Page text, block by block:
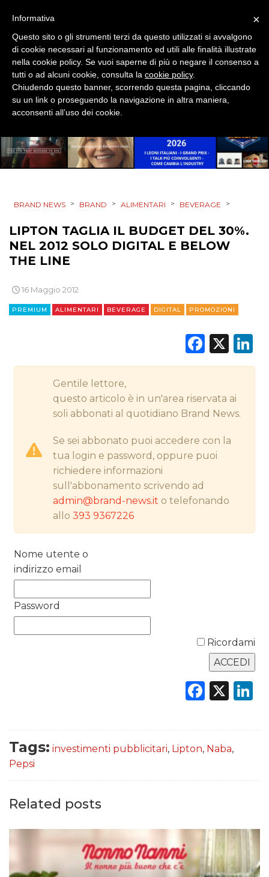
SPONSOR
DESIGN
EVENTI
MOBILE
CSR
EDITORIA
ESTERNA
RADIO / AUDIO
DATI
PREVISIONI/SCENARI
BRAND NEWS > BRAND > ALIMENTARI > BEVERAGE >
LIPTON TAGLIA IL BUDGET DEL 30%.
NEL 2012 SOLO DIGITAL E BELOW
THE LINE
16 Maggio 2012
PREMIUM ALIMENTARI BEVERAGE DIGITAL PROMOZIONI
X
Gentile lettore,
questo articolo è in un'area riservata ai
soli abbonati al quotidiano Brand News.
Se sei abbonato puoi accedere con la
tua login e password, oppure puoi
richiedere informazioni
sull'abbonamento scrivendo ad
admin@brand-news.it o telefonando
allo393 9367226
Nome utente o
indirizzo email
Password
Ricordami
X
Tags: investimenti pubblicitari, Lipton, Naba,
Pepsi
Related posts
×
Informativa
Questo sito o gli strumenti terzi da questo utilizzati si avvalgono
di cookie necessari al funzionamento ed utili alle finalità illustrate
nella cookie policy. Se vuoi saperne di più o negare il consenso a
tutti o ad alcuni cookie, consulta la cookie policy.
Chiudendo questo banner, scorrendo questa pagina, cliccando
su un link o proseguendo la navigazione in altra maniera,
acconsenti all’uso dei cookie.